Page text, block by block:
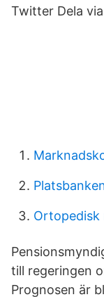
Twitter Dela
Ortopedisk
till regeringen
Prognosen är